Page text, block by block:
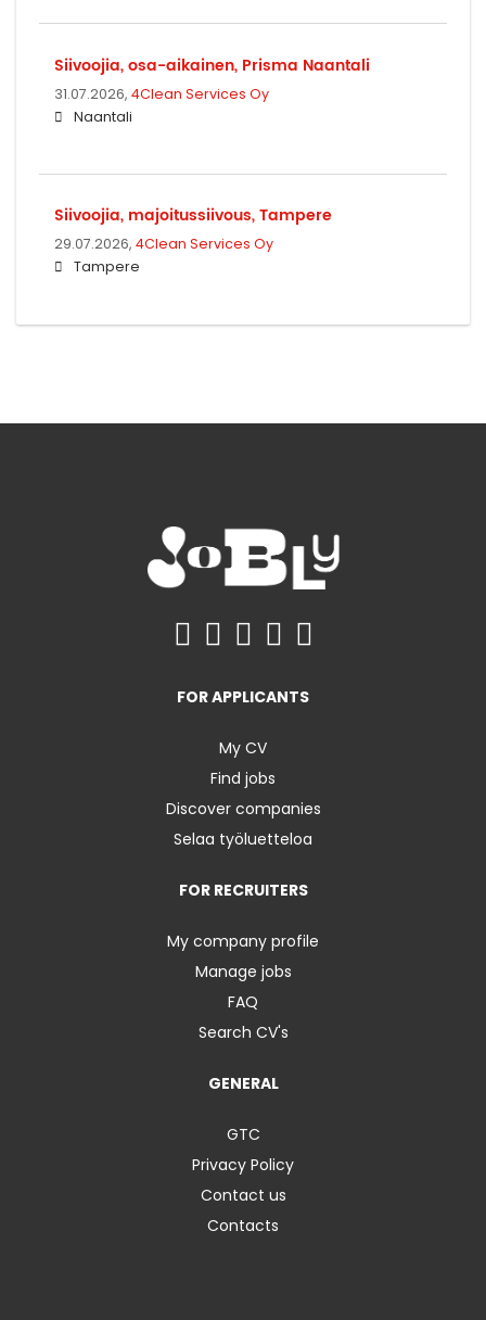
Siivoojia, osa-aikainen, Prisma Naantali
31.07.2026, 4Clean Services Oy
Naantali
Siivoojia, majoitussiivous, Tampere
29.07.2026, 4Clean Services Oy
Tampere
FOR APPLICANTS
My CV
Find jobs
Discover companies
Selaa työluetteloa
FOR RECRUITERS
My company profile
Manage jobs
FAQ
Search CV's
GENERAL
GTC
Privacy Policy
Contact us
Contacts